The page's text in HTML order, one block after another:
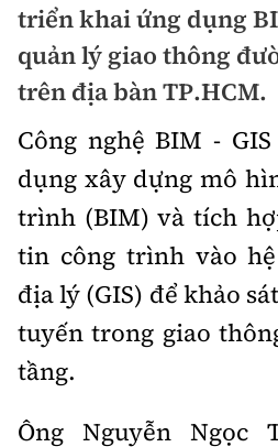
Chuyện dọc đường
Cải chính
Quy hoạch kiến trúc
Vật liệu xây dựng
Giám định chất lượng
Quản lý đô thị
Quản lý
Đường bộ
Hàng không
Đường sắt
Đăng kiểm
Đường sắt tốc độ cao
Đường thủy
Hàng hải
Kinh tế
Thị trường
Tài chính
Chứng khoán
Bảo hiểm
Doanh nghiệp
Pháp luật
Thanh tra
An ninh hình sự
Điều tra
Pháp đình
Hỏi - Đáp
An toàn giao thông
Giao thông 24h
ATGT địa phương
Văn hóa giao thông
Lái xe an toàn
Chất lượng sống
Giáo dục
Y tế
Văn hóa - Giải Trí
Văn hóa
Thể thao
Bóng đá
Công nghệ
triển khai ứng dụng
quản lý giao thông
trên địa bàn TP.HCM.
Công nghệ BIM -
dụng xây dựng mô
trình (BIM) và tích
tin công trình vào
địa lý (GIS) để khảo
tuyến trong giao
tầng.
Ông Nguyễn Ngọc